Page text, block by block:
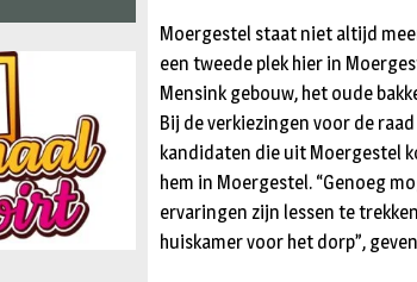
Moergestel staat niet altijd
een tweede plek hier in
Mensink gebouw, het oude
Bij de verkiezingen voor de
kandidaten die uit Moergestel
hem in Moergestel. “Genoeg
ervaringen zijn lessen te
huiskamer voor het dorp”,